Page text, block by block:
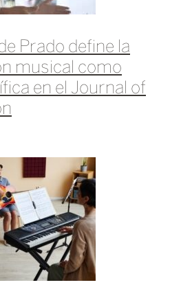
Prado define la
musical como
en el Journal of